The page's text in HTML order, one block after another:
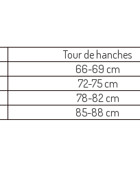
Tour de hanches
66-69 cm
72-75 cm
78-82 cm
85-88 cm